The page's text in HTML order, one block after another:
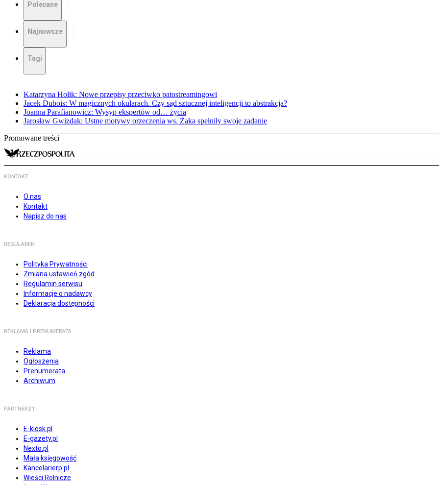
Polecane
Najnowsze
Tagi
Katarzyna Holik: Nowe przepisy przeciwko patostreamingowi
Jacek Dubois: W magicznych okularach. Czy sąd sztucznej inteligencji to abstrakcja?
Joanna Parafianowicz: Wysyp ekspertów od… życia
Jarosław Gwizdak: Ustne motywy orzeczenia ws. Żaka spełniły swoje zadanie
Promowane treści
KONTAKT
O nas
Kontakt
Napisz do nas
REGULAMIN
Polityka Prywatności
Zmiana ustawień zgód
Regulamin serwisu
Informacje o nadawcy
Deklaracja dostępności
REKLAMA I PRENUMERATA
Reklama
Ogłoszenia
Prenumerata
Archiwum
PARTNERZY
E-kiosk.pl
E-gazety.pl
Nexto.pl
Mała księgowość
Kancelarierp.pl
Wieści Rolnicze